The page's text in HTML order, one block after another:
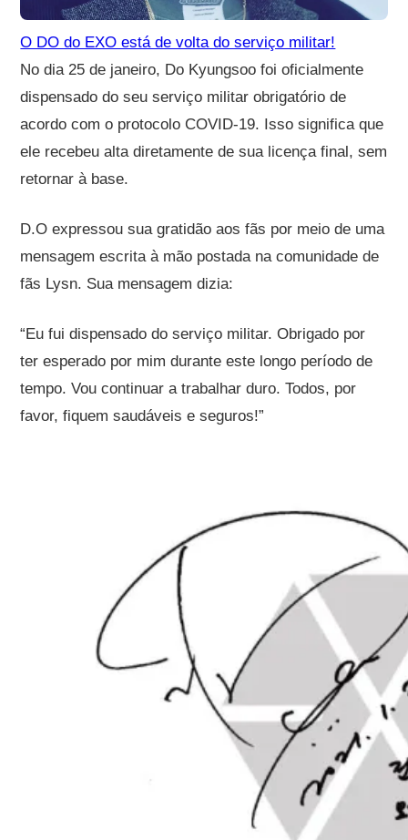
O DO do EXO está de volta do serviço militar!
No dia 25 de janeiro, Do Kyungsoo foi oficialmente
dispensado do seu serviço militar obrigatório de
acordo com o protocolo COVID-19. Isso significa que
ele recebeu alta diretamente de sua licença final, sem
retornar à base.
D.O expressou sua gratidão aos fãs por meio de uma
mensagem escrita à mão postada na comunidade de
fãs Lysn. Sua mensagem dizia:
“Eu fui dispensado do serviço militar. Obrigado por
ter esperado por mim durante este longo período de
tempo. Vou continuar a trabalhar duro. Todos, por
favor, fiquem saudáveis ​​e seguros!”